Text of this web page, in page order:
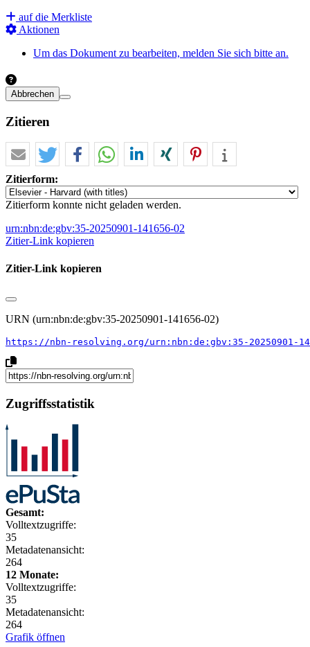
auf die Merkliste
Aktionen
Um das Dokument zu bearbeiten, melden Sie sich bitte an.
Abbrechen
Zitieren
Zitierform:
Zitierform konnte nicht geladen werden.
urn:nbn:de:gbv:35-20250901-141656-02
Zitier-Link kopieren
Zitier-Link kopieren
URN (urn:nbn:de:gbv:35-20250901-141656-02)
https://nbn-resolving.org/urn:nbn:de:gbv:35-20250901-
Zugriffsstatistik
Gesamt:
Volltextzugriffe:
35
Metadatenansicht:
264
12 Monate:
Volltextzugriffe:
35
Metadatenansicht:
264
Grafik öffnen